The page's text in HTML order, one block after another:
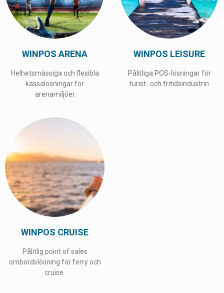
WINPOS ARENA
Helhetsmässiga och flexibla
kassalösningar för
arenamiljöer
WINPOS LEISURE
Pålitliga POS-lösningar för
turist- och fritidsindustrin
WINPOS CRUISE
Pålitlig point of sales
ombordslösning för ferry och
cruise.